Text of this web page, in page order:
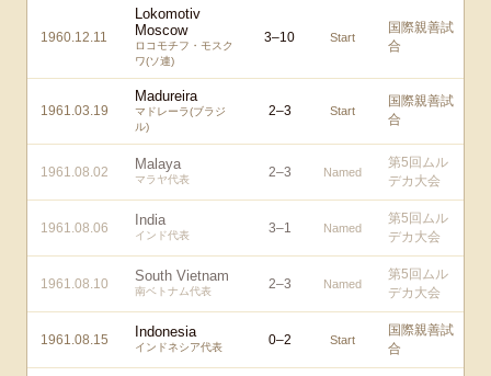
1960.12.11
Lokomotiv
Moscow
ロコモチフ・モスク
ワ(ソ連)
3–10 Start
国際親善試
合
1961.03.19
Madureira
マドレーラ(ブラジ
ル)
2–3 Start
国際親善試
合
1961.08.02 Malaya
マラヤ代表 2–3 Named
第5回ムル
デカ大会
1961.08.06 India
インド代表 3–1 Named
第5回ムル
デカ大会
1961.08.10 South Vietnam
南ベトナム代表 2–3 Named
第5回ムル
デカ大会
1961.08.15 Indonesia
インドネシア代表 0–2 Start
国際親善試
合